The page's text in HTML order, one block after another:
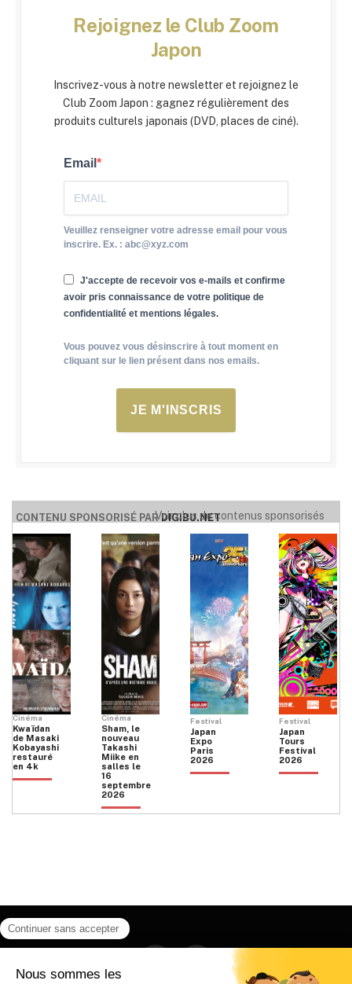
Rejoignez le Club Zoom
Japon
Inscrivez-vous à notre newsletter et rejoignez le
Club Zoom Japon : gagnez régulièrement des
produits culturels japonais (DVD, places de ciné).
Email
Veuillez renseigner votre adresse email pour vous
inscrire. Ex. : abc@xyz.com
J'accepte de recevoir vos e-mails et confirme
avoir pris connaissance de votre politique de
confidentialité et mentions légales.
Vous pouvez vous désinscrire à tout moment en
cliquant sur le lien présent dans nos emails.
JE M'INSCRIS
CONTENU SPONSORISÉ PARDIGIBU.NET
Voir plus de contenus sponsorisés
Cinéma
Kwaïdan
de Masaki
Kobayashi
restauré
en 4k
Cinéma
Sham, le
nouveau
Takashi
Miike en
salles le
16
septembre
2026
Festival
Japan
Expo
Paris
2026
Festival
Japan
Tours
Festival
2026
Instagram